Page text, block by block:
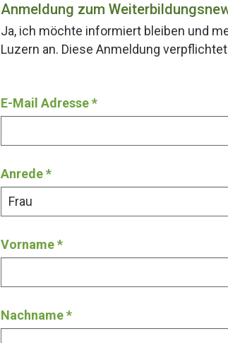
Anmeldung zum
Ja, ich möchte informiert bleiben und
Luzern an. Diese Anmeldung
E-Mail Adresse*
Anrede*
Vorname*
Nachname*